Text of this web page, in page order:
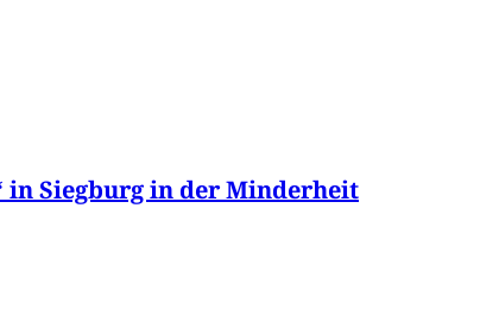
in Siegburg in der Minderheit